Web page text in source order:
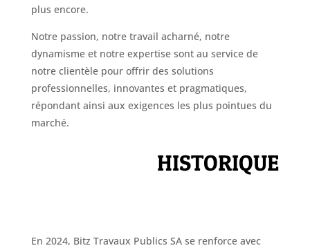
plus encore.
Notre passion, notre travail acharné, notre
dynamisme et notre expertise sont au service de
notre clientèle pour offrir des solutions
professionnelles, innovantes et pragmatiques,
répondant ainsi aux exigences les plus pointues du
marché.
HISTORIQUE
En 2024, Bitz Travaux Publics SA se renforce avec